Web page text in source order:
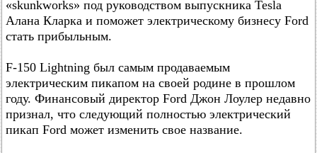
«skunkworks» под руководством выпускника Tesla
Алана Кларка и поможет электрическому бизнесу Ford
стать прибыльным.
F-150 Lightning был самым продаваемым
электрическим пикапом на своей родине в прошлом
году. Финансовый директор Ford Джон Лоулер недавно
признал, что следующий полностью электрический
пикап Ford может изменить свое название.